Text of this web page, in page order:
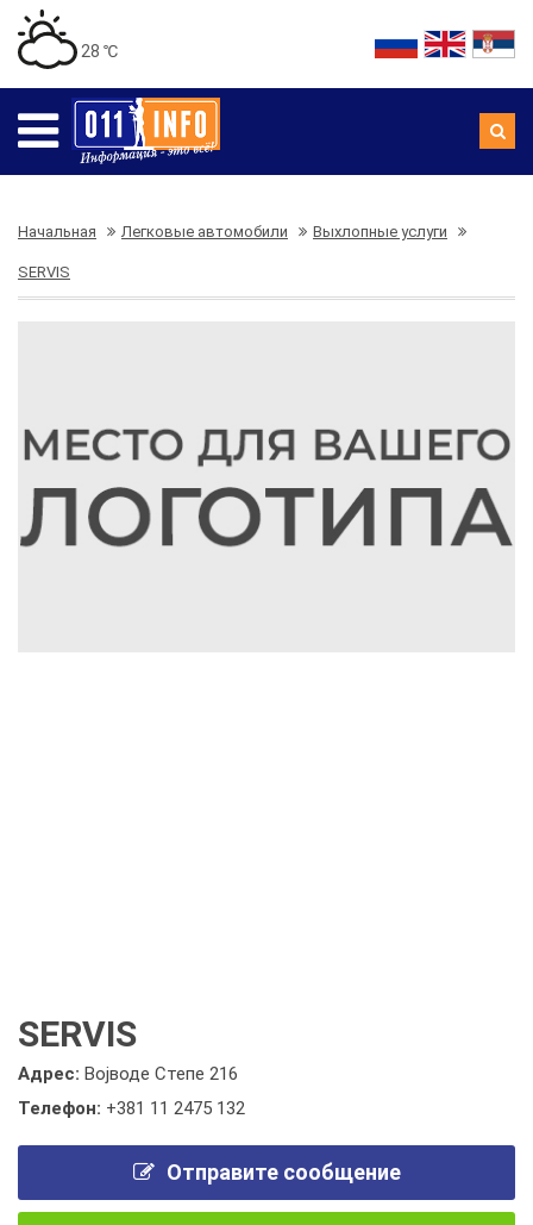
28 ℃
Начальная Легковые автомобили Выхлопные услуги
SERVIS
SERVIS
Адрес: Војводе Степе 216
Телефон: +381 11 2475 132
Отправите сообщение